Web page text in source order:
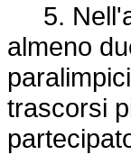
5.
almeno
trascorsi